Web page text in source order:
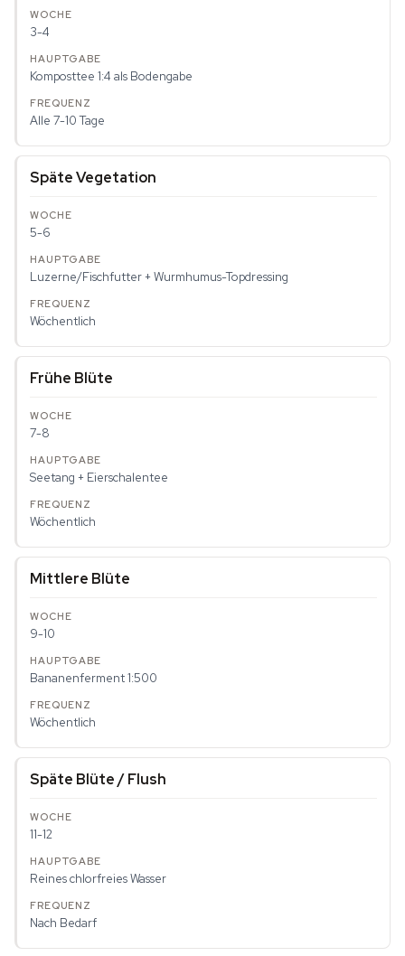
3-4
Komposttee 1:4 als Bodengabe
Alle 7-10 Tage
Späte Vegetation
5-6
Luzerne/Fischfutter + Wurmhumus-Topdressing
Wöchentlich
Frühe Blüte
7-8
Seetang + Eierschalentee
Wöchentlich
Mittlere Blüte
9-10
Bananenferment 1:500
Wöchentlich
Späte Blüte / Flush
11-12
Reines chlorfreies Wasser
Nach Bedarf